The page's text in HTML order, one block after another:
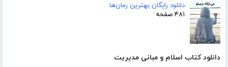
دانلود رایگان بهترین رمان‌ها
۴۸۱ صفحه
دانلود کتاب اسلام و مبانی مدیریت